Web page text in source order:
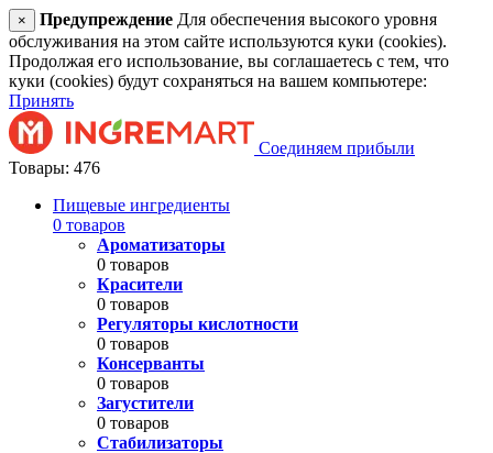
× Предупреждение Для обеспечения высокого уровня
обслуживания на этом сайте используются куки (cookies).
Продолжая его использование, вы соглашаетесь с тем, что
куки (cookies) будут сохраняться на вашем компьютере:
Принять
Соединяем прибыли
Товары: 476
Пищевые ингредиенты
0 товаров
Ароматизаторы
0 товаров
Красители
0 товаров
Регуляторы кислотности
0 товаров
Консерванты
0 товаров
Загустители
0 товаров
Стабилизаторы